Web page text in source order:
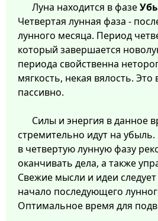
Луна находится в фазе
Четвертая лунная фаза -
лунного месяца. Период
который завершается
периода свойственна
мягкость, некая вялость.
пассивно.
Силы и энергия в данное
стремительно идут на убыль.
в четвертую лунную фазу
оканчивать дела, а также
Свежие мысли и идеи
начало последующего
Оптимальное время для